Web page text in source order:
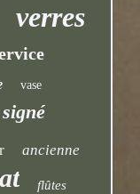
verres
vase
signé
ancienne
flûtes